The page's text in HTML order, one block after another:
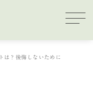
は？後悔しないために